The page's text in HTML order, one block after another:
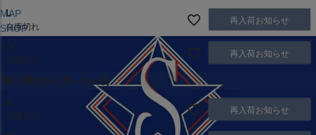
MAP
SHOP
L
在庫切れ
再入荷お知らせ
O
在庫切れ
再入荷お知らせ
取り寄せ(1ヶ月～2ヶ月)
S
在庫切れ
再入荷お知らせ